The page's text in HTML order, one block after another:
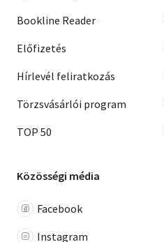
Bookline Reader
Előfizetés
Hírlevél feliratkozás
Törzsvásárlói program
TOP 50
Közösségi média
Facebook
Instagram